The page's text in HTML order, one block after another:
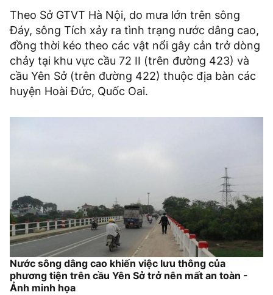
Theo Sở GTVT Hà Nội, do mưa lớn trên sông
Đáy, sông Tích xảy ra tình trạng nước dâng cao,
đồng thời kéo theo các vật nổi gây cản trở dòng
chảy tại khu vực cầu 72 II (trên đường 423) và
cầu Yên Sở (trên đường 422) thuộc địa bàn các
huyện Hoài Đức, Quốc Oai.
Nước sông dâng cao khiến việc lưu thông của
phương tiện trên cầu Yên Sở trở nên mất an toàn -
Ảnh minh họa